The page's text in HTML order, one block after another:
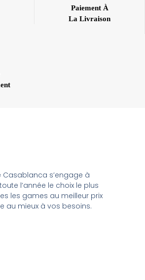
Paiement À
La Livraison
s’engage à
l’année le choix le plus
les games au meilleur prix
au mieux à vos besoins.